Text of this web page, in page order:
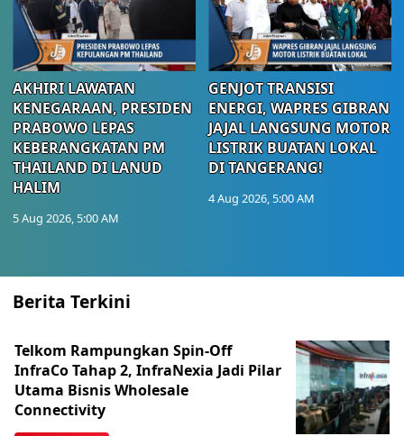
AKHIRI LAWATAN
KENEGARAAN, PRESIDEN
PRABOWO LEPAS
KEBERANGKATAN PM
THAILAND DI LANUD
HALIM
5 Aug 2026, 5:00 AM
GENJOT TRANSISI
ENERGI, WAPRES GIBRAN
JAJAL LANGSUNG MOTOR
LISTRIK BUATAN LOKAL
DI TANGERANG!
4 Aug 2026, 5:00 AM
Berita Terkini
Telkom Rampungkan Spin-Off
InfraCo Tahap 2, InfraNexia Jadi Pilar
Utama Bisnis Wholesale
Connectivity